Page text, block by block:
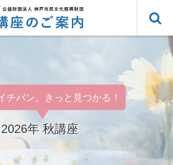
チバン。きっと見つかる！
2026年 秋講座